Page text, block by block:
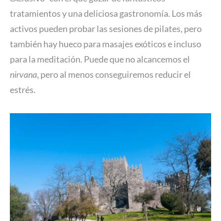
tratamientos y una deliciosa gastronomía. Los más
activos pueden probar las sesiones de pilates, pero
también hay hueco para masajes exóticos e incluso
para la meditación. Puede que no alcancemos el
nirvana, pero al menos conseguiremos reducir el
estrés.